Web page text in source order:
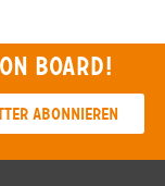
board!
abonnieren